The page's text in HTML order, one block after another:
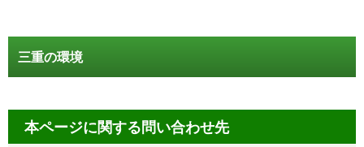
三重の環境
本ページに関する問い合わせ先